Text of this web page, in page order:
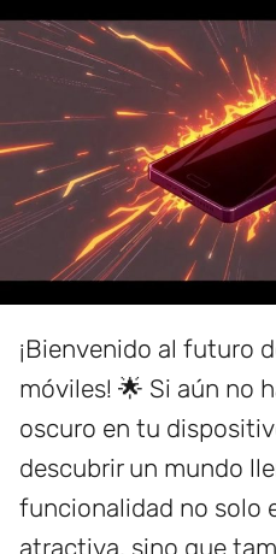
¡Bienvenido al futuro
móviles! 🌟 Si aún no
oscuro en tu
descubrir un mundo
funcionalidad no solo
atractiva, sino que